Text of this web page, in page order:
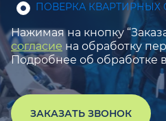
ПОВЕРКА КВАРТИРНЫХ
Нажимая на кнопку
согласие на обработку
Подробнее об обработке в
ЗАКАЗАТЬ ЗВОНОК